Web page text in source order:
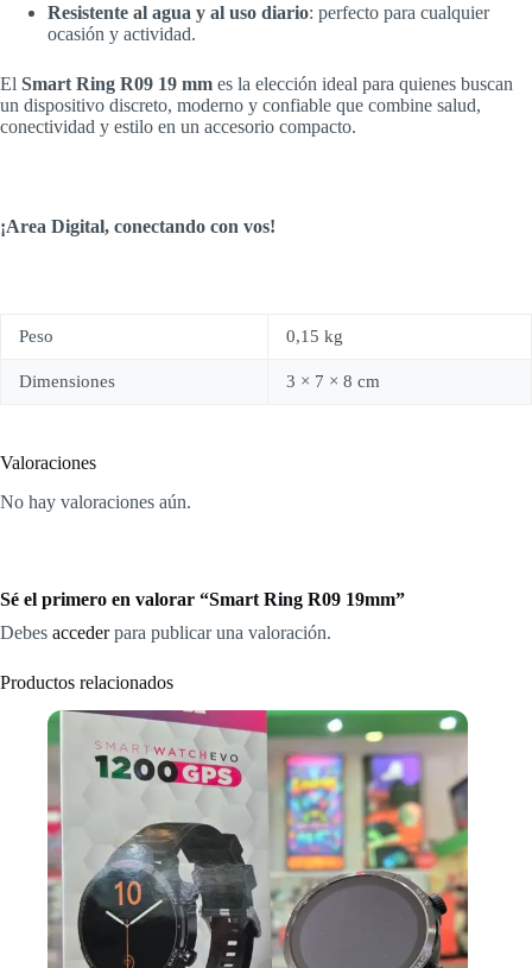
Resistente al agua y al uso diario: perfecto para cualquier
ocasión y actividad.
El Smart Ring R09 19 mm es la elección ideal para quienes buscan
un dispositivo discreto, moderno y confiable que combine salud,
conectividad y estilo en un accesorio compacto.
¡Area Digital, conectando con vos!
Peso 0,15 kg
Dimensiones 3 × 7 × 8 cm
Valoraciones
No hay valoraciones aún.
Sé el primero en valorar “Smart Ring R09 19mm”
Debes accederpara publicar una valoración.
Productos relacionados